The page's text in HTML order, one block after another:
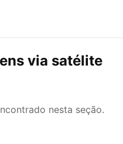
via satélite
nesta seção.